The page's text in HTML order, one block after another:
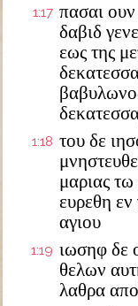
1:17 πασαι
δαβιδ
εως της
1:18 του δε
μαριας
ευρεθη
αγιου
1:19 ιωσηφ δε
θελων
λαθρα